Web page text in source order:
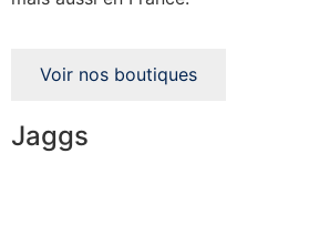
Voir nos boutiques
Jaggs